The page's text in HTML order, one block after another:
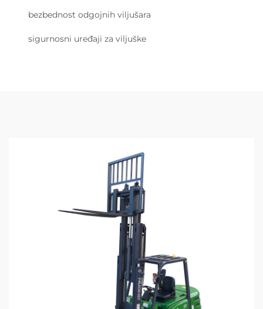
bezbednost odgojnih viljušara
sigurnosni uređaji za viljuške